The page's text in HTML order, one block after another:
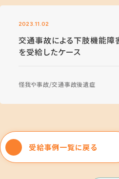
2023.11.02
交通事故による下肢機能
を受給したケース
怪我や事故 交通事故後遺症
受給事例一覧に戻る